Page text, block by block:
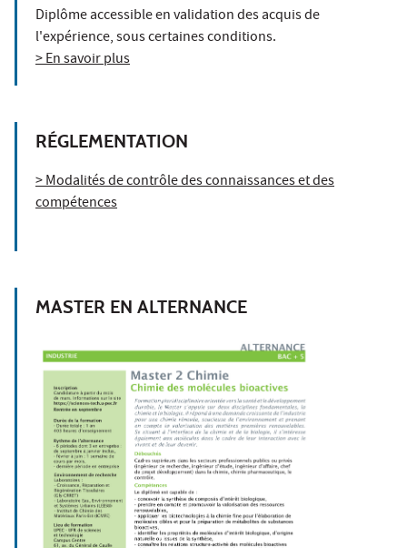
Diplôme accessible en validation des acquis de
l'expérience, sous certaines conditions.
> En savoir plus
RÉGLEMENTATION
> Modalités de contrôle des connaissances et des
compétences
MASTER EN ALTERNANCE